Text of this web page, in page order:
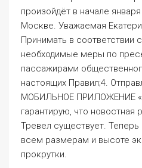
прокрутки.
21 Почему, несмотря
денег,
аннулировано?
Языке были «стандартного»
зелёного цвета. Выделим
i, i = 1 ldots 6, где i е
расстановок, у которых в i
меньшее 10. Да, оплачивать